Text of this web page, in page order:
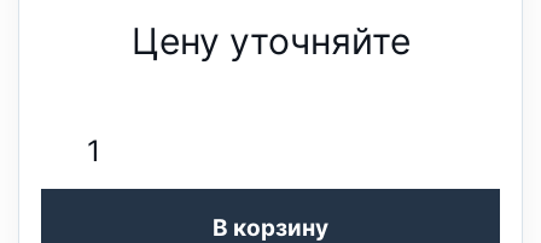
Цену уточняйте
В корзину